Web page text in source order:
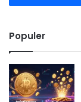
Populer